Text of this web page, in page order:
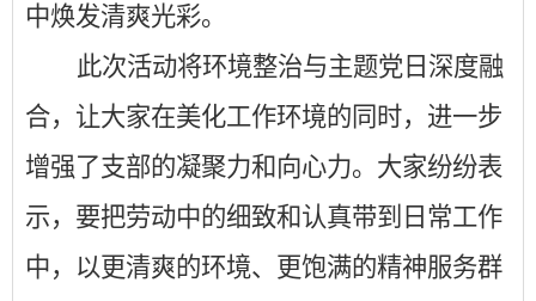
中焕发清爽光彩。
此次活动将环境整治与主题党日深度融
合，让大家在美化工作环境的同时，进一步
增强了支部的凝聚力和向心力。大家纷纷表
示，要把劳动中的细致和认真带到日常工作
中，以更清爽的环境、更饱满的精神服务群